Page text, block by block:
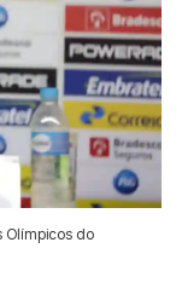
Olímpicos do